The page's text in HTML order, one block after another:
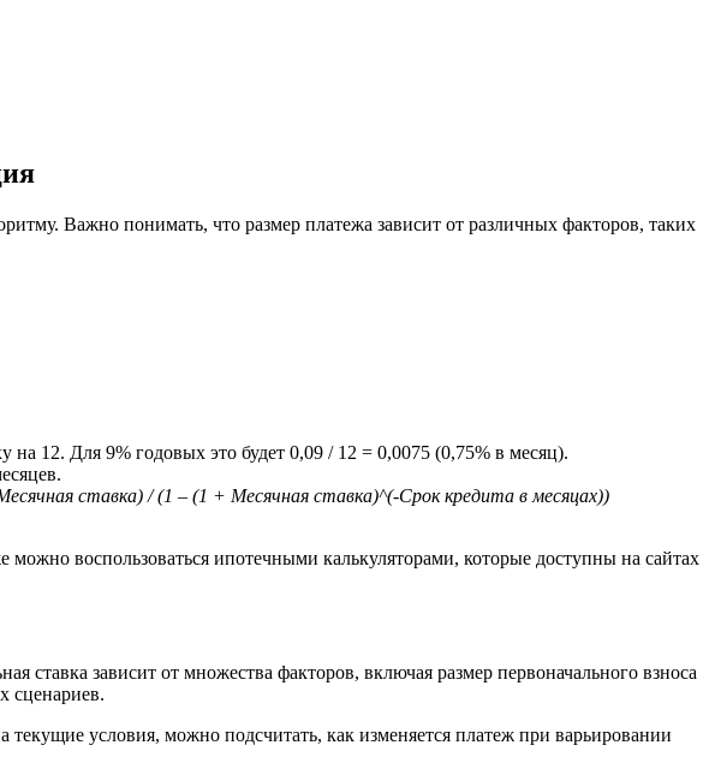
Важно понимать, что размер платежа зависит от различных факторов, таких
на 12. Для 9% годовых это будет 0,09 / 12 = 0,0075 (0,75% в месяц).
ставка) / (1 – (1 + Месячная ставка)^(-Срок кредита в месяцах))
воспользоваться ипотечными калькуляторами, которые доступны на сайтах
зависит от множества факторов, включая размер первоначального взноса
сценариев.
условия, можно подсчитать, как изменяется платеж при варьировании